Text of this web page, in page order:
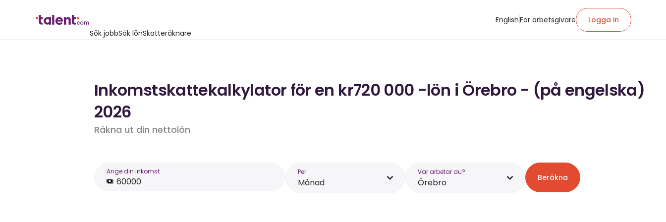
Sök jobbSök lönSkatteräknare
EnglishFör arbetsgivare Logga in
Inkomstskattekalkylator för en kr720 000 -lön i Örebro - (på engelska)
2026
Räkna ut din nettolön
Ange din inkomst Per
Månad
Var arbetar du?
Örebro Beräkna